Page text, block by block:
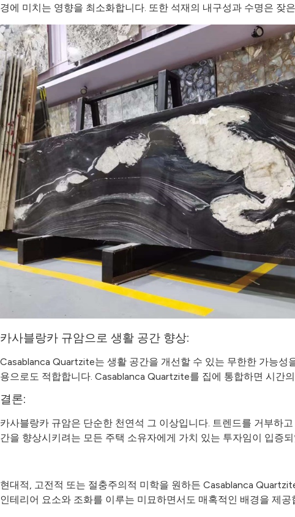
경에 미치는 영향을 최소화합니다. 또한 석재의 내구성과 수명은 잦
카사블랑카 규암으로 생활 공간 향상:
Casablanca Quartzite는 생활 공간을 개선할 수 있는 무한한 가능
용으로도 적합합니다. Casablanca Quartzite를 집에 통합하면 시간
결론:
카사블랑카 규암은 단순한 천연석 그 이상입니다. 트렌드를 거부하
간을 향상시키려는 모든 주택 소유자에게 가치 있는 투자임이 입증
현대적, 고전적 또는 절충주의적 미학을 원하든 Casablanca
인테리어 요소와 조화를 이루는 미묘하면서도 매혹적인 배경을 제공